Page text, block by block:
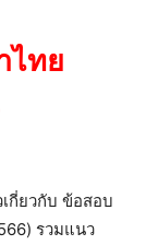
ไทย
เกี่ยวกับ ข้อสอบ
รวมแนว